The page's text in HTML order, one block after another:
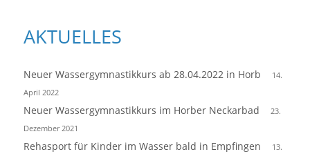
AKTUELLES
Neuer Wassergymnastikkurs ab 28.04.2022 in Horb
14.
April 2022
Neuer Wassergymnastikkurs im Horber Neckarbad
23.
Dezember 2021
Rehasport für Kinder im Wasser bald in Empfingen
13.